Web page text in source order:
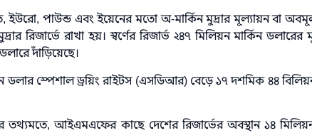
ইউরো, পাউন্ড এবং ইয়েনের মতো অ-মার্কিন মুদ্রার মূল্যায়ন বা
রিজার্ভে রাখা হয়। স্বর্ণের রিজার্ভ ২৪৭ মিলিয়ন মার্কিন ডলারের
দাঁড়িয়েছে।
ডলার স্পেশাল ড্রয়িং রাইটস (এসডিআর) বেড়ে ১৭ দশমিক ৪৪
তথ্যমতে, আইএমএফের কাছে দেশের রিজার্ভের অবস্থান ১৪